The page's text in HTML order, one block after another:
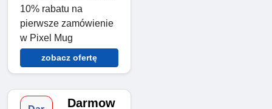
10% rabatu na
pierwsze zamówienie
w Pixel Mug
zobacz ofertę
Darmow